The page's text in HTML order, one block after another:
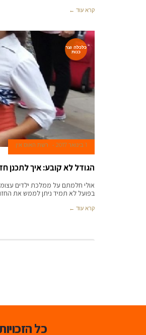
קרא עוד ←
כלכלה וצר
כנות
1 בינואר 2017 רשת האוס אין
הגודל לא קובע: איך לתכנן
אולי חלמתם על ממלכת ילדים
בפועל לא תמיד ניתן לממש את
קרא עוד ←
כל